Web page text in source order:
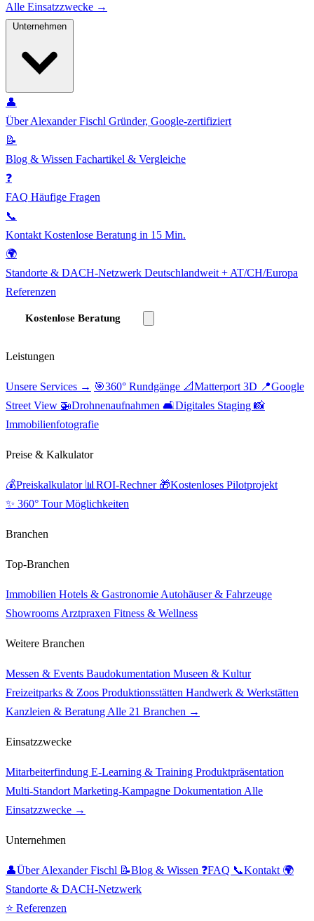
Alle Einsatzzwecke →
👤
Über Alexander Fischl Gründer, Google-zertifiziert
📝
Blog & Wissen Fachartikel & Vergleiche
❓
FAQ Häufige Fragen
📞
Kontakt Kostenlose Beratung in 15 Min.
🌍
Standorte & DACH-Netzwerk Deutschlandweit + AT/CH/Europa
Referenzen
Kostenlose Beratung
Leistungen
Unsere Services → 🎯360° Rundgänge 📐Matterport 3D 📍Google
Street View 🚁Drohnenaufnahmen 🛋️Digitales Staging 📸
Immobilienfotografie
Preise & Kalkulator
💰Preiskalkulator 📊 ROI-Rechner 🎁Kostenloses Pilotprojekt
✨ 360° Tour Möglichkeiten
Branchen
Top-Branchen
Immobilien Hotels & Gastronomie Autohäuser & Fahrzeuge
Showrooms Arztpraxen Fitness & Wellness
Weitere Branchen
Messen & Events Baudokumentation Museen & Kultur
Freizeitparks & Zoos Produktionsstätten Handwerk & Werkstätten
Kanzleien & Beratung Alle 21 Branchen →
Einsatzzwecke
Mitarbeiterfindung E-Learning & Training Produktpräsentation
Multi-Standort Marketing-Kampagne Dokumentation Alle
Einsatzzwecke →
Unternehmen
👤Über Alexander Fischl 📝Blog & Wissen ❓FAQ 📞Kontakt 🌍
Standorte & DACH-Netzwerk
⭐ Referenzen